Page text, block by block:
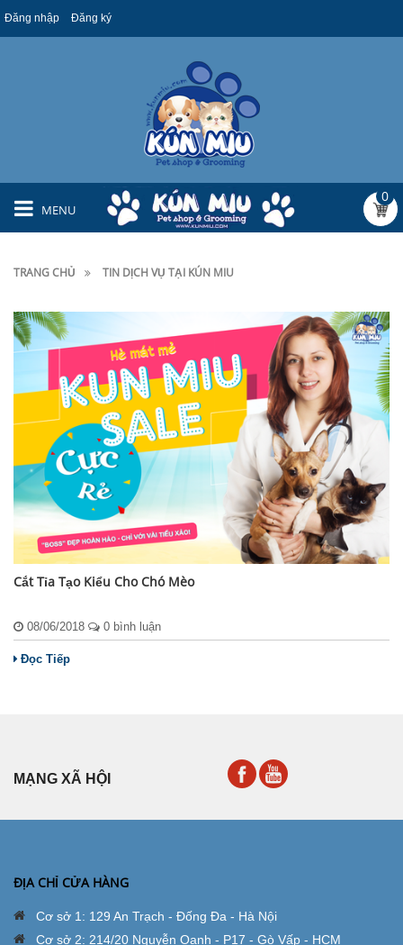
Đăng nhập Đăng ký
MENU
0
TRANG CHỦ TIN DỊCH VỤ TẠI KÚN MIU
Cắt Tỉa Tạo Kiểu Cho Chó Mèo
08/06/2018 0 bình luận
Đọc Tiếp
MẠNG XÃ HỘI
ĐỊA CHỈ CỬA HÀNG
Cơ sở 1: 129 An Trạch - Đống Đa - Hà Nội
Cơ sở 2: 214/20 Nguyễn Oanh - P17 - Gò Vấp - HCM